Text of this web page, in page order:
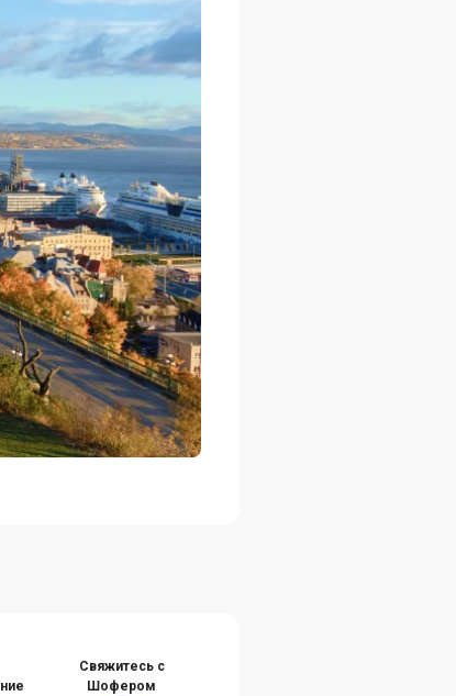
Свяжитесь с
Шофером